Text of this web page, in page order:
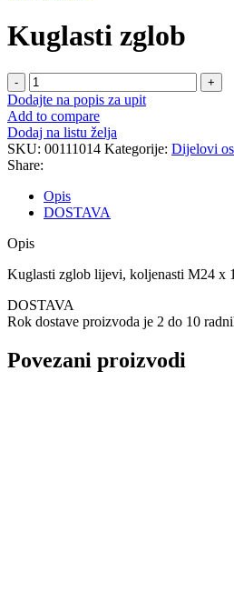
Kuglasti zglob
Kuglasti
zglob
količina
Dodajte na popis za upit
Add to compare
Dodaj na listu želja
SKU: 00111014 Kategorije: Dijelovi
Share:
Opis
DOSTAVA
Opis
Kuglasti zglob lijevi, koljenasti M24 x
DOSTAVA
Rok dostave proizvoda je 2 do 10
Povezani proizvodi